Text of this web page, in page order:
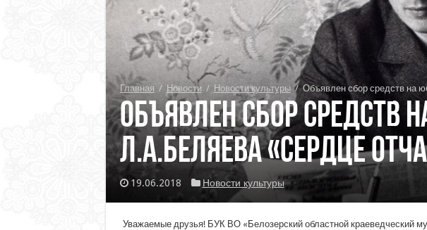
Главная / Новости / Новости культуры / Объявлен сбор средств на
Объявлен сбор средств
Л.А.Беляева «Сердце
19.06.2018 Новости культуры
Уважаемые друзья! БУК ВО «Белозерский областной краеведческий